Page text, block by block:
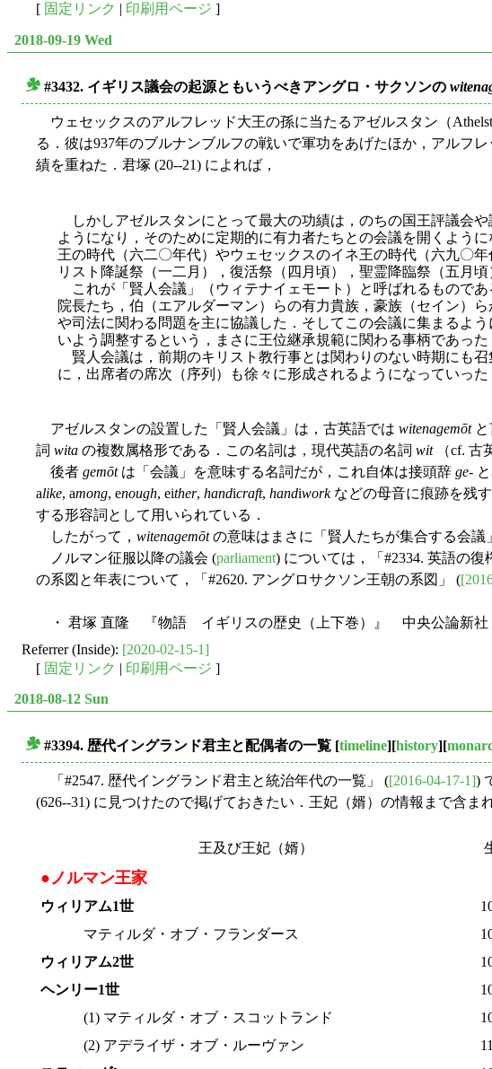
[ 固定リンク | 印刷用ページ ]
2018-09-19 Wed
#3432. イギリス議会の起源ともいうべきアングロ・サクソンの
ウェセックスのアルフレッド大王の孫に当たるアゼルスタン（
る．彼は937年のブルナンブルフの戦いで軍功をあげたほか，アルフ
績を重ねた．君塚 (20--21) によれば，
しかしアゼルスタンにとって最大の功績は，のちの国王評議会
ようになり，そのために定期的に有力者たちとの会議を開くよう
王の時代（六二〇年代）やウェセックスのイネ王の時代（六九〇
リスト降誕祭（一二月），復活祭（四月頃），聖霊降臨祭（五 月
これが「賢人会議」（ウィテナイェモート）と呼ばれるもので
院長たち，伯（エアルダーマン）らの有力貴族，豪族（セイン）
や司法に関わる問題を主に協議した．そしてこの会議に集まるよ
いよう調整するという，まさに王位継承規範に関わる事柄であった
賢人会議は，前期のキリスト教行事とは関わりのない時期にも
に，出席者の席次（序列）も徐々に形成されるようになっていった
アゼルスタンの設置した「賢人会議」は，古英語では witenagemōtと
詞 wita の複数属格形である．この名詞は，現代英語の名詞 wit（cf. 古
後者 gemōtは「会議」を意味する名詞だが，これ自体は接頭辞 ge-
alike, among, enough, either, handicraft, handiworkなどの母音に痕跡を残す
する形容詞として用いられている．
したがって， witenagemōtの意味はまさに「賢人たちが集合する会議
ノルマン征服以降の議会 (parliament) については，「#2334. 英語の復
の系図と年表について，「#2620. アングロサクソン王朝の系図」 (
・ 君塚 直隆 『物語 イギリスの歴史（上下巻）』 中央公論新社
Referrer (Inside): [2020-02-15-1]
[ 固定リンク | 印刷用ページ ]
2018-08-12 Sun
#3394. 歴代イングランド君主と配偶者の一覧 [timeline][history][
「#2547. 歴代イングランド君主と統治年代の一覧」 ([2016-04-17-1])
(626--31) に見つけたので掲げておきたい．王妃（婿）の情報まで含ま
王及び王妃（婿）
●ノルマン王家
ウィリアム1世
マティルダ・オブ・フランダース
ウィリアム2世
ヘンリー1世
(1) マティルダ・オブ・スコットランド
(2) アデライザ・オブ・ルーヴァン